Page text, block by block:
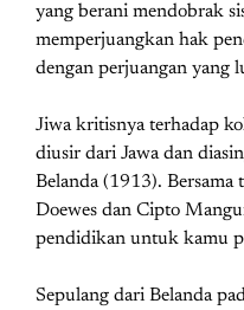
yang berani mendobrak
memperjuangkan hak
dengan perjuangan yang
Jiwa kritisnya terhadap
diusir dari Jawa dan
Belanda (1913). Bersama
Doewes dan Cipto
pendidikan untuk kamu
Sepulang dari Belanda